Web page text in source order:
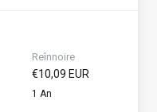
Reînnoire
€10,09 EUR
1 An